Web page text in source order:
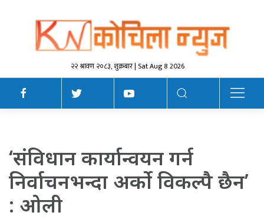
२२ श्रावण २०८३, शुक्रबार | Sat Aug 8 2026
‘संविधान कार्यान्वयन गर्न
निर्वाचनभन्दा अर्को विकल्पै छैन’
: ओली